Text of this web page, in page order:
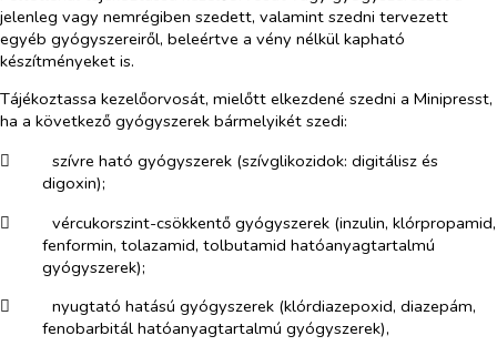
jelenleg vagy nemrégiben szedett, valamint szedni tervezett
egyéb gyógyszereiről, beleértve a vény nélkül kapható
készítményeket is.
Tájékoztassa kezelőorvosát, mielőtt elkezdené szedni a Minipresst,
ha a következő gyógyszerek bármelyikét szedi:
​
szívre ható gyógyszerek (szívglikozidok: digitálisz és
digoxin);
​
vércukorszint-csökkentő gyógyszerek (inzulin, klórpropamid,
fenformin, tolazamid, tolbutamid hatóanyagtartalmú
gyógyszerek);
​
nyugtató hatású gyógyszerek (klórdiazepoxid, diazepám,
fenobarbitál hatóanyagtartalmú gyógyszerek),